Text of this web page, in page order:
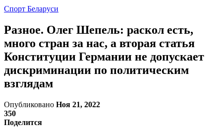
Спорт Беларуси
Разное. Олег Шепель: раскол есть,
много стран за нас, а вторая статья
Конституции Германии не допускает
дискриминации по политическим
взглядам
Опубликовано Ноя 21, 2022
350
Поделится